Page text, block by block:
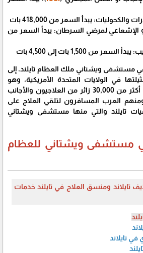
يبدأ السعر من 418,000 بات
أو الإشعاعي لمرضي السرطان: يبدأ السعر من
من 1,500 بات إلى 4,500 بات
مستشفى ويشتاني ملك العظام تايلند، إلى
لمثيلتها في الولايات المتحدة الأمريكية، وهو
الداعِي الأساسي لوصول أكثر من 30,000 زائر من العلاجيون والأجانب
العرب المسافرون لتلقي العلاج على
تايلند والتي منها مستشفى ويشتاني
مستشفى ويشتاني للعظام
تايلاند ومنسق العلاج في تايلند خدمات
تايلاند